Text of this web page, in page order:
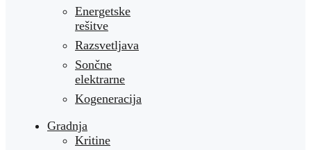
Energetske
rešitve
Razsvetljava
Sončne
elektrarne
Kogeneracija
Gradnja
Kritine